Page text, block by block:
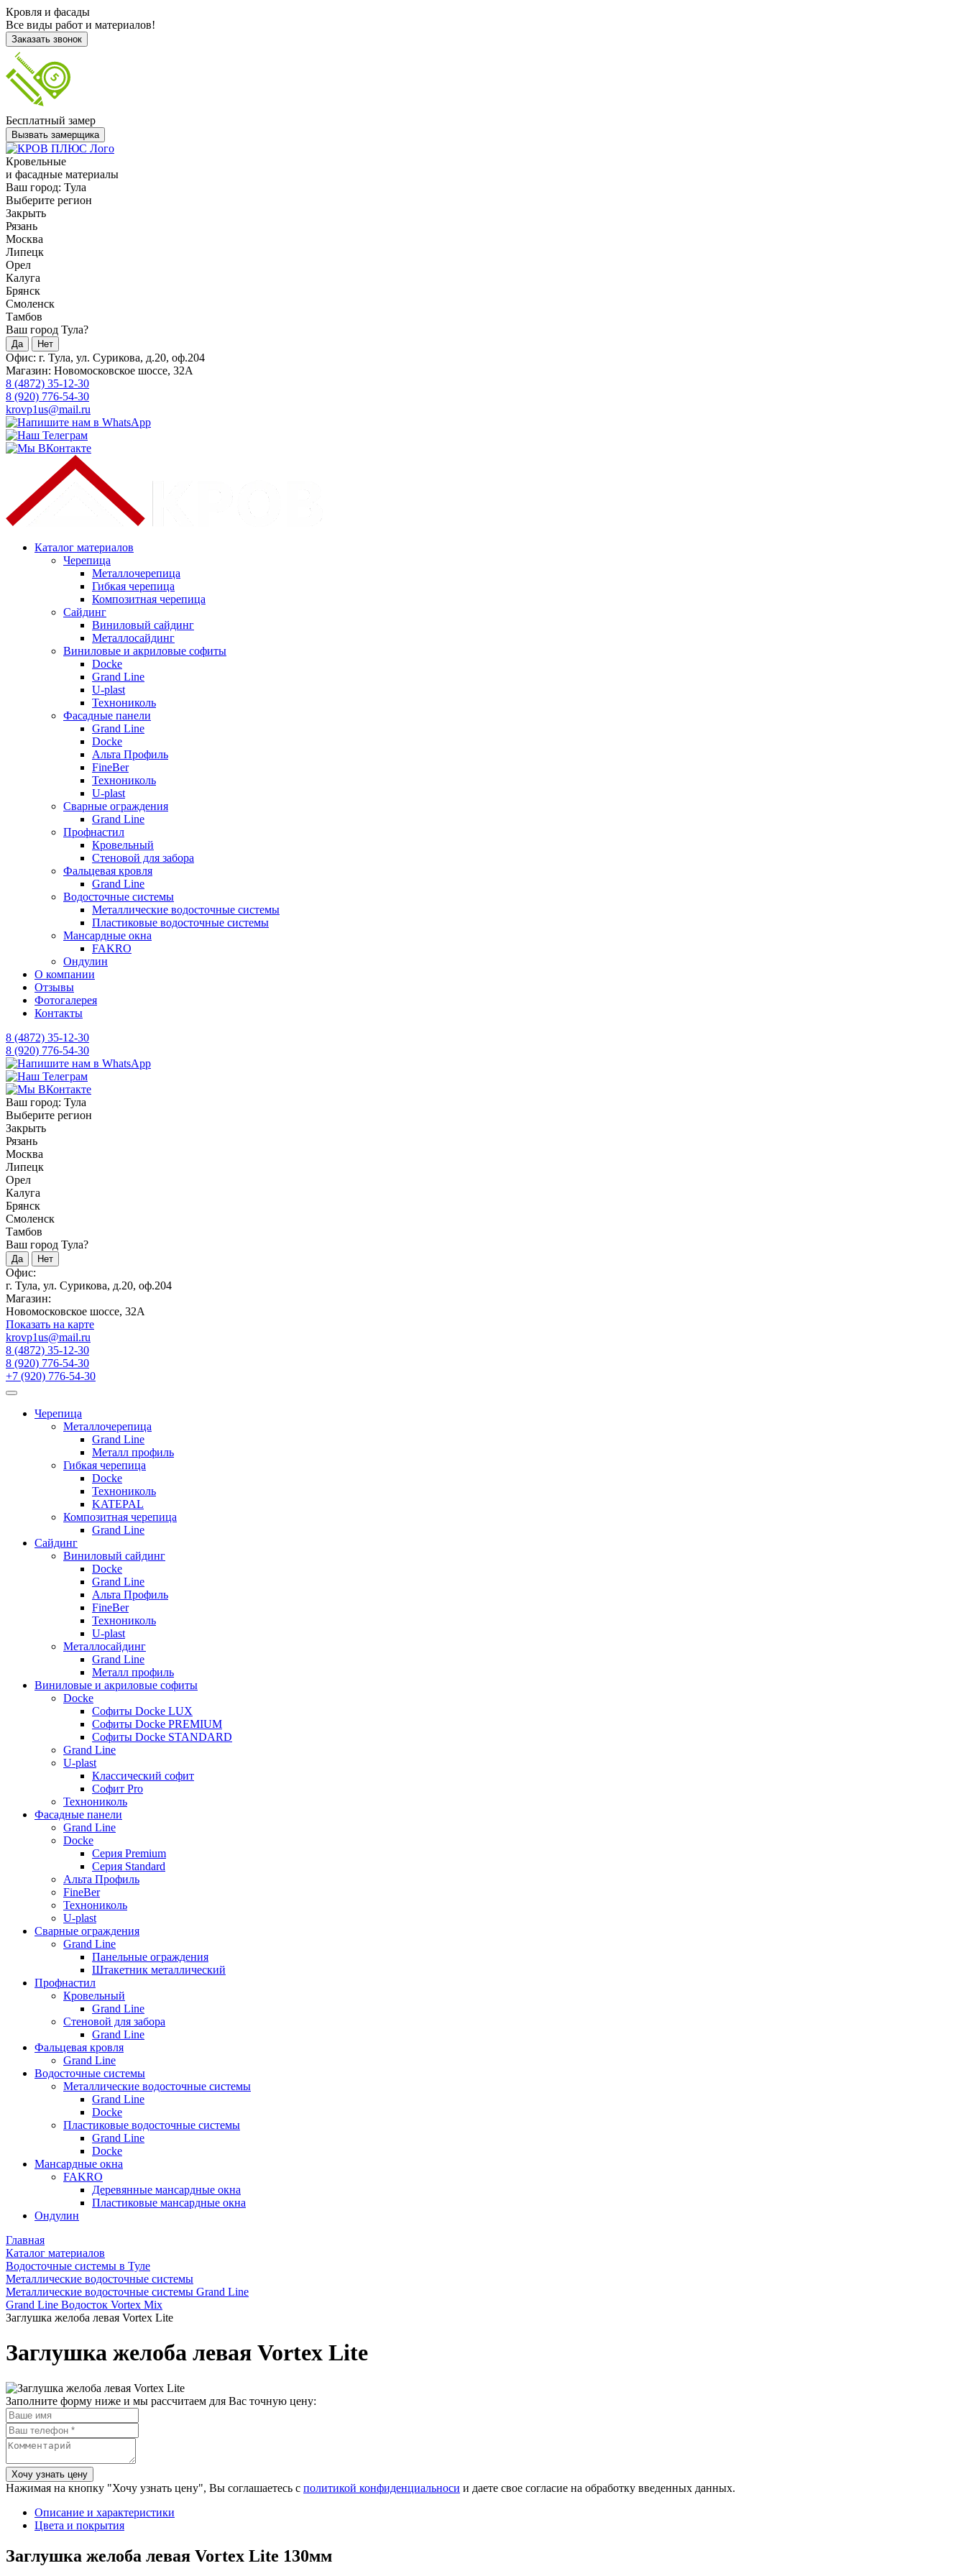
Кровля и фасады
Все виды работ и материалов!
Заказать звонок
Бесплатный замер
Вызвать замерщика
Кровельные
и фасадные материалы
Ваш город: Тула
Выберите регион
Закрыть
Рязань
Москва
Липецк
Орел
Калуга
Брянск
Смоленск
Тамбов
Ваш город Тула?
Да Нет
Офис: г. Тула, ул. Сурикова, д.20, оф.204
Магазин: Новомосковское шоссе, 32А
8 (4872) 35-12-30
8 (920) 776-54-30
krovp1us@mail.ru
Каталог материалов
Черепица
Металлочерепица
Гибкая черепица
Композитная черепица
Сайдинг
Виниловый сайдинг
Металлосайдинг
Виниловые и акриловые софиты
Docke
Grand Line
U-plast
Технониколь
Фасадные панели
Grand Line
Docke
Альта Профиль
FineBer
Технониколь
U-plast
Сварные ограждения
Grand Line
Профнастил
Кровельный
Стеновой для забора
Фальцевая кровля
Grand Line
Водосточные системы
Металлические водосточные системы
Пластиковые водосточные системы
Мансардные окна
FAKRO
Ондулин
О компании
Отзывы
Фотогалерея
Контакты
8 (4872) 35-12-30
8 (920) 776-54-30
Ваш город: Тула
Выберите регион
Закрыть
Рязань
Москва
Липецк
Орел
Калуга
Брянск
Смоленск
Тамбов
Ваш город Тула?
Да Нет
Офис:
г. Тула, ул. Сурикова, д.20, оф.204
Магазин:
Новомосковское шоссе, 32А
Показать на карте
krovp1us@mail.ru
8 (4872) 35-12-30
8 (920) 776-54-30
+7 (920) 776-54-30
Черепица
Металлочерепица
Grand Line
Металл профиль
Гибкая черепица
Docke
Технониколь
KATEPAL
Композитная черепица
Grand Line
Сайдинг
Виниловый сайдинг
Docke
Grand Line
Альта Профиль
FineBer
Технониколь
U-plast
Металлосайдинг
Grand Line
Металл профиль
Виниловые и акриловые софиты
Docke
Софиты Docke LUX
Софиты Docke PREMIUM
Софиты Docke STANDARD
Grand Line
U-plast
Классический софит
Софит Pro
Технониколь
Фасадные панели
Grand Line
Docke
Серия Premium
Серия Standard
Альта Профиль
FineBer
Технониколь
U-plast
Сварные ограждения
Grand Line
Панельные ограждения
Штакетник металлический
Профнастил
Кровельный
Grand Line
Стеновой для забора
Grand Line
Фальцевая кровля
Grand Line
Водосточные системы
Металлические водосточные системы
Grand Line
Docke
Пластиковые водосточные системы
Grand Line
Docke
Мансардные окна
FAKRO
Деревянные мансардные окна
Пластиковые мансардные окна
Ондулин
Главная
Каталог материалов
Водосточные системы в Туле
Металлические водосточные системы
Металлические водосточные системы Grand Line
Grand Line Водосток Vortex Mix
Заглушка желоба левая Vortex Lite
Заглушка желоба левая Vortex Lite
Заполните форму ниже и мы рассчитаем для Вас точную цену:
Нажимая на кнопку "Хочу узнать цену", Вы соглашаетесь с политикой конфиденциальноси и даете свое согласие на обработку введенных данных.
Описание и характеристики
Цвета и покрытия
Заглушка желоба левая Vortex Lite 130мм